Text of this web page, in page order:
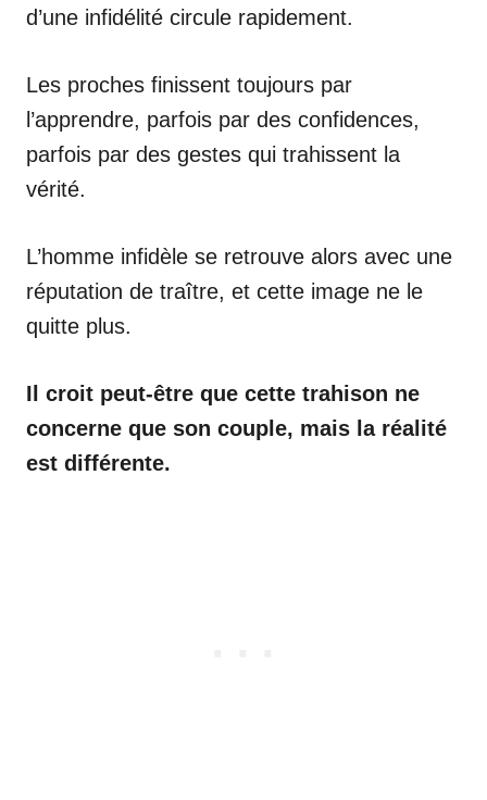
d’une infidélité circule rapidement.
Les proches finissent toujours par
l’apprendre, parfois par des confidences,
parfois par des gestes qui trahissent la
vérité.
L’homme infidèle se retrouve alors avec une
réputation de traître, et cette image ne le
quitte plus.
Il croit peut-être que cette trahison ne
concerne que son couple, mais la réalité
est différente.